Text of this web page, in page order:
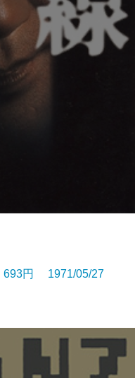
円 1971/05/27